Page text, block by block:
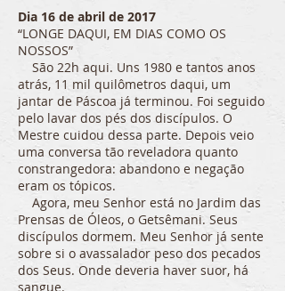
Dia 16 de abril de 2017
“LONGE DAQUI, EM DIAS COMO OS
NOSSOS”
São 22h aqui. Uns 1980 e tantos anos
atrás, 11 mil quilômetros daqui, um
jantar de Páscoa já terminou. Foi seguido
pelo lavar dos pés dos discípulos. O
Mestre cuidou dessa parte. Depois veio
uma conversa tão reveladora quanto
constrangedora: abandono e negação
eram os tópicos.
Agora, meu Senhor está no Jardim das
Prensas de Óleos, o Getsêmani. Seus
discípulos dormem. Meu Senhor já sente
sobre si o avassalador peso dos pecados
dos Seus. Onde deveria haver suor, há
sangue.